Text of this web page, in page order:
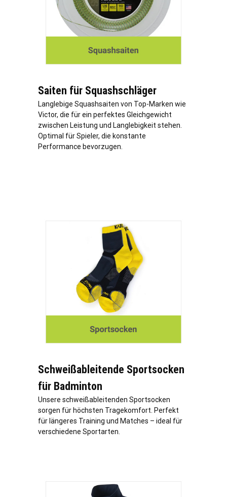
Saiten für Squashschläger
Langlebige Squashsaiten von Top-Marken wie
Victor, die für ein perfektes Gleichgewicht
zwischen Leistung und Langlebigkeit stehen.
Optimal für Spieler, die konstante
Performance bevorzugen.
Schweißableitende Sportsocken
für Badminton
Unsere schweißableitenden Sportsocken
sorgen für höchsten Tragekomfort. Perfekt
für längeres Training und Matches – ideal für
verschiedene Sportarten.